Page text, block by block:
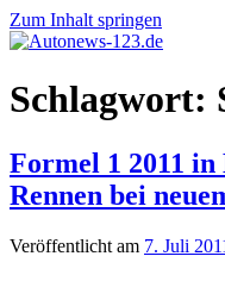
Zum Inhalt springen
Autonews-
123.de
Autonews
mit
Schlagwort:
Formel 1 2011 in
Rennen bei
Veröffentlicht am 7. Juli